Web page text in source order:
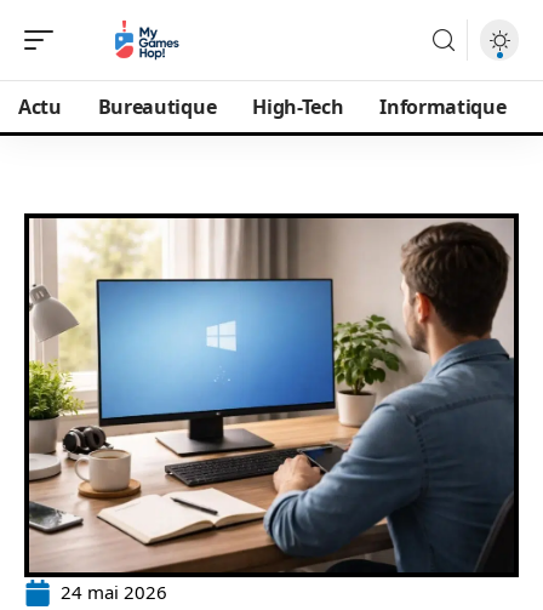
Actu Bureautique High-Tech Informatique
24 mai 2026